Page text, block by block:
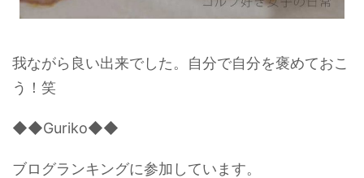
我ながら良い出来でした。自分で自分を褒めておこ
う！笑
◆◆Guriko◆◆
ブログランキングに参加しています。